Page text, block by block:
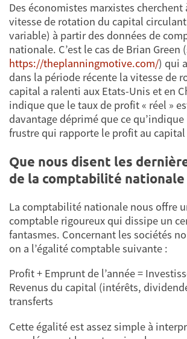
Des économistes marxistes cherchent
vitesse de rotation du capital
variable) à partir des données de
nationale. C’est le cas de Brian Green
https://theplanningmotive.com/) qui
dans la période récente la vitesse de
capital a ralenti aux Etats-Unis et en
indique que le taux de profit « réel »
davantage déprimé que ce
frustre qui rapporte le profit au capital
Que nous disent les
de la comptabilité nationale
La comptabilité nationale nous offre
comptable rigoureux qui dissipe un
fantasmes. Concernant les sociétés
on a l’égalité comptable suivante :
Profit + Emprunt de l’année =
Revenus du capital (intérêts,
transferts
Cette égalité est assez simple à